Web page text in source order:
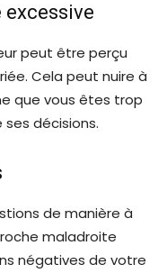
excessive
peut être perçu
Cela peut nuire à
que vous êtes trop
décisions.
de manière à
maladroite
négatives de votre